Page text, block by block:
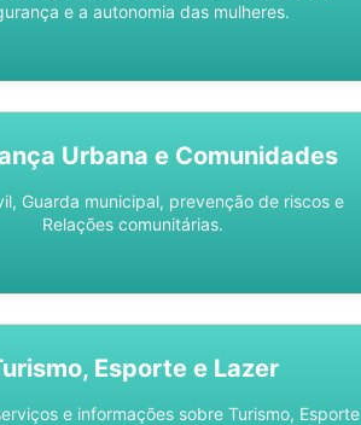
e a autonomia das mulheres.
Urbana e Comunidades
Guarda municipal, prevenção de riscos e
Relações comunitárias.
Esporte e Lazer
e informações sobre Turismo, Esporte